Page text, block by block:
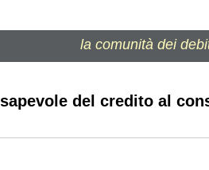
la comunità dei
del credito al